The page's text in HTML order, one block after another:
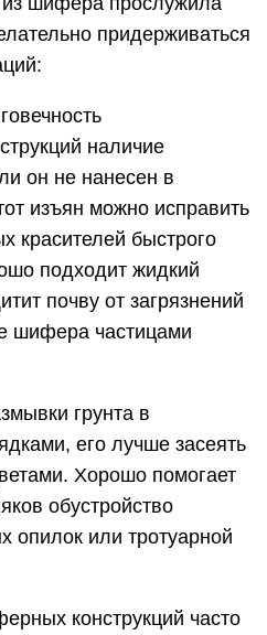
придерживаться
наличие
он не нанесен в
изъян можно исправить
красителей быстрого
подходит жидкий
почву от загрязнений
шифера частицами
грунта в
его лучше засеять
Хорошо помогает
обустройство
опилок или тротуарной
конструкций часто